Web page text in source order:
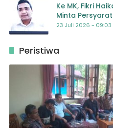
Ke MK, Fikri
Minta
Dilengkapi
23 Juli 2026 - 09:03
Peristiwa